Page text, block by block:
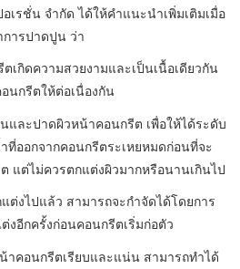
รชั่น จำกัด ได้ให้คำแนะนำเพิ่มเติมเมื่อ
การปาดปูน ว่า
เกิดความสวยงามและเป็นเนื้อเดียวกัน
นกรีตให้ต่อเนื่องกัน
และปาดผิวหน้าคอนกรีต เพื่อให้ได้ระดับ
ที่ออกจากคอนกรีตระเหยหมดก่อนที่จะ
แต่ไม่ควรตกแต่งผิวมากหรือนานเกินไป
ต่งไปแล้ว สามารถจะกำจัดได้โดยการ
งอีกครั้งก่อนคอนกรีตเริ่มก่อตัว
าคอนกรีตเรียบและแน่น สามารถทำได้